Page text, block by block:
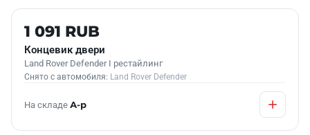
Б/У В НАЛИЧИИ
1 091 RUB
Концевик двери
Land Rover Defender I рестайлинг
Снято с автомобиля: Land Rover Defender
На складе А-р